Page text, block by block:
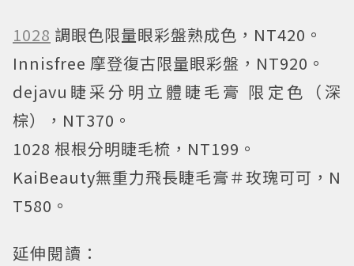
1028 調眼色限量眼彩盤熟成色，NT420。
Innisfree 摩登復古限量眼彩盤，NT920。
dejavu睫采分明立體睫毛膏 限定色（深
棕），NT370。
1028 根根分明睫毛梳，NT199。
KaiBeauty無重力飛長睫毛膏＃玫瑰可可，N
T580。
延伸閱讀：